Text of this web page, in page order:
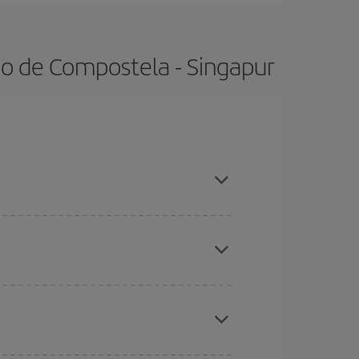
de Compostela - Singapur
días cercanos